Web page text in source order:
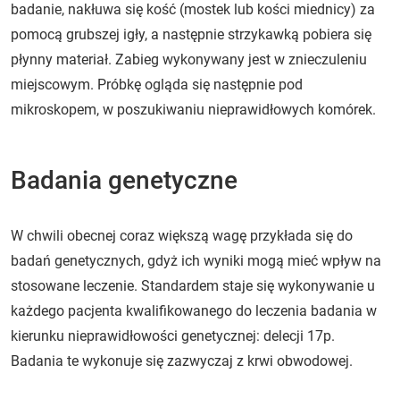
badanie, nakłuwa się kość (mostek lub kości miednicy) za
pomocą grubszej igły, a następnie strzykawką pobiera się
płynny materiał. Zabieg wykonywany jest w znieczuleniu
miejscowym. Próbkę ogląda się następnie pod
mikroskopem, w poszukiwaniu nieprawidłowych komórek.
Badania genetyczne
W chwili obecnej coraz większą wagę przykłada się do
badań genetycznych, gdyż ich wyniki mogą mieć wpływ na
stosowane leczenie. Standardem staje się wykonywanie u
każdego pacjenta kwalifikowanego do leczenia badania w
kierunku nieprawidłowości genetycznej: delecji 17p.
Badania te wykonuje się zazwyczaj z krwi obwodowej.